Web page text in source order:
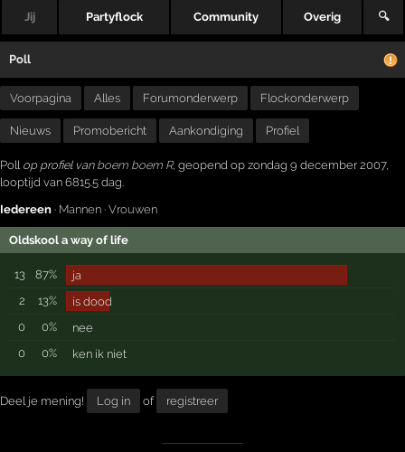
Jij Partyflock Community Overig 🔍
Poll
Voorpagina Alles Forumonderwerp Flockonderwerp
Nieuws Promobericht Aankondiging Profiel
Poll op profiel van boem boem R, geopend op zondag 9 december 2007,
looptijd van 6815.5 dag.
Iedereen · Mannen · Vrouwen
Oldskool a way of life
13 87%
ja
2
13%
is dood
0
0%
nee
0
0% ken ik niet
Deel je mening! Log in of registreer